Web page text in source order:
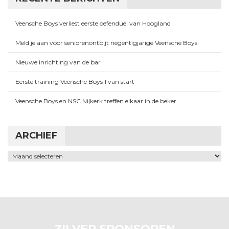
Veensche Boys verliest eerste oefenduel van Hoogland
Meld je aan voor seniorenontbijt negentigjarige Veensche Boys
Nieuwe inrichting van de bar
Eerste training Veensche Boys 1 van start
Veensche Boys en NSC Nijkerk treffen elkaar in de beker
ARCHIEF
Archief